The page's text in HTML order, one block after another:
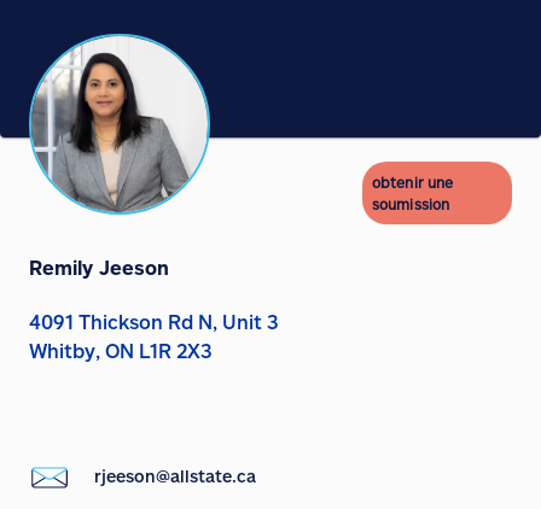
obtenir une
soumission
Remily Jeeson
4091 Thickson Rd N, Unit 3
Whitby, ON L1R 2X3
rjeeson@allstate.ca